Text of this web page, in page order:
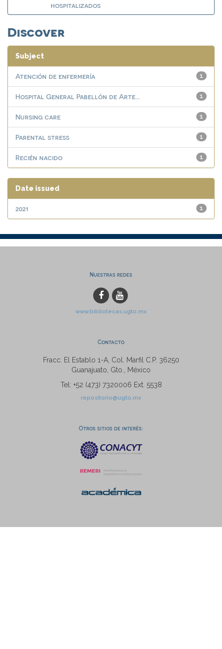
hospitalizados
Discover
Subject
1
Atención de enfermería
1
Hospital General Pabellón de Arte...
1
Nursing care
1
Parental stress
1
Recién nacido
Date issued
1
2021
Nuestras redes
www.bibliotecas.ugto.mx
Contacto
Fracc. El Establo 1-A, Col. Marfil C.P. 36250
Guanajuato, Gto., México
Tel: +52 (473) 7320006 Ext. 5538
repositorio@ugto.mx
Otros sitios de interés: